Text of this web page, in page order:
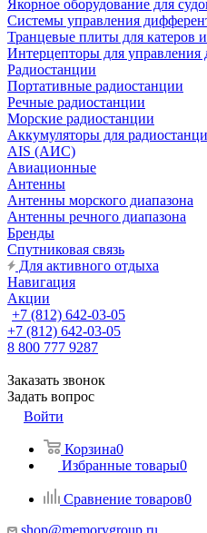
Якорное оборудование для
Системы управления
Транцевые плиты для катеров
Интерцепторы для управления
Радиостанции
Портативные радиостанции
Речные радиостанции
Морские радиостанции
Аккумуляторы для
AIS (АИС)
Авиационные
Антенны
Антенны морского диапазона
Антенны речного диапазона
Бренды
Спутниковая связь
Для активного отдыха
Навигация
Акции
+7 (812) 642-03-05
+7 (812) 642-03-05
8 800 777 9287
Заказать звонок
Задать вопрос
Войти
Корзина0
Избранные товары0
Сравнение товаров0
shop@memorygroup.ru